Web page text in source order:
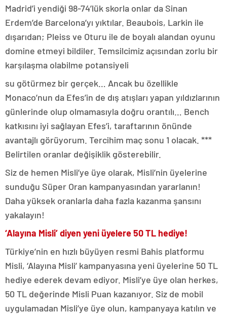
Madrid’i yendiği 98-74’lük skorla onlar da Sinan
Erdem’de Barcelona’yı yıktılar. Beaubois, Larkin ile
dışarıdan; Pleiss ve Oturu ile de boyalı alandan oyunu
domine etmeyi bildiler. Temsilcimiz açısından zorlu bir
karşılaşma olabilme potansiyeli
su götürmez bir gerçek… Ancak bu özellikle
Monaco’nun da Efes’in de dış atışları yapan yıldızlarının
günlerinde olup olmamasıyla doğru orantılı… Bench
katkısını iyi sağlayan Efes’i, taraftarının önünde
avantajlı görüyorum. Tercihim maç sonu 1 olacak. ***
Belirtilen oranlar değişiklik gösterebilir.
Siz de hemen Misli’ye üye olarak, Misli’nin üyelerine
sunduğu Süper Oran kampanyasından yararlanın!
Daha yüksek oranlarla daha fazla kazanma şansını
yakalayın!
‘Alayına Misli’ diyen yeni üyelere 50 TL hediye!
Türkiye’nin en hızlı büyüyen resmi Bahis platformu
Misli, ‘Alayına Misli’ kampanyasına yeni üyelerine 50 TL
hediye ederek devam ediyor. Misli’ye üye olan herkes,
50 TL değerinde Misli Puan kazanıyor. Siz de mobil
uygulamadan Misli’ye üye olun, kampanyaya katılın ve